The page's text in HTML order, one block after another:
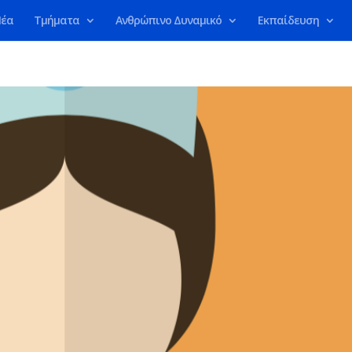
Τμήματα Ανθρώπινο Δυναμικό Εκπαίδευση